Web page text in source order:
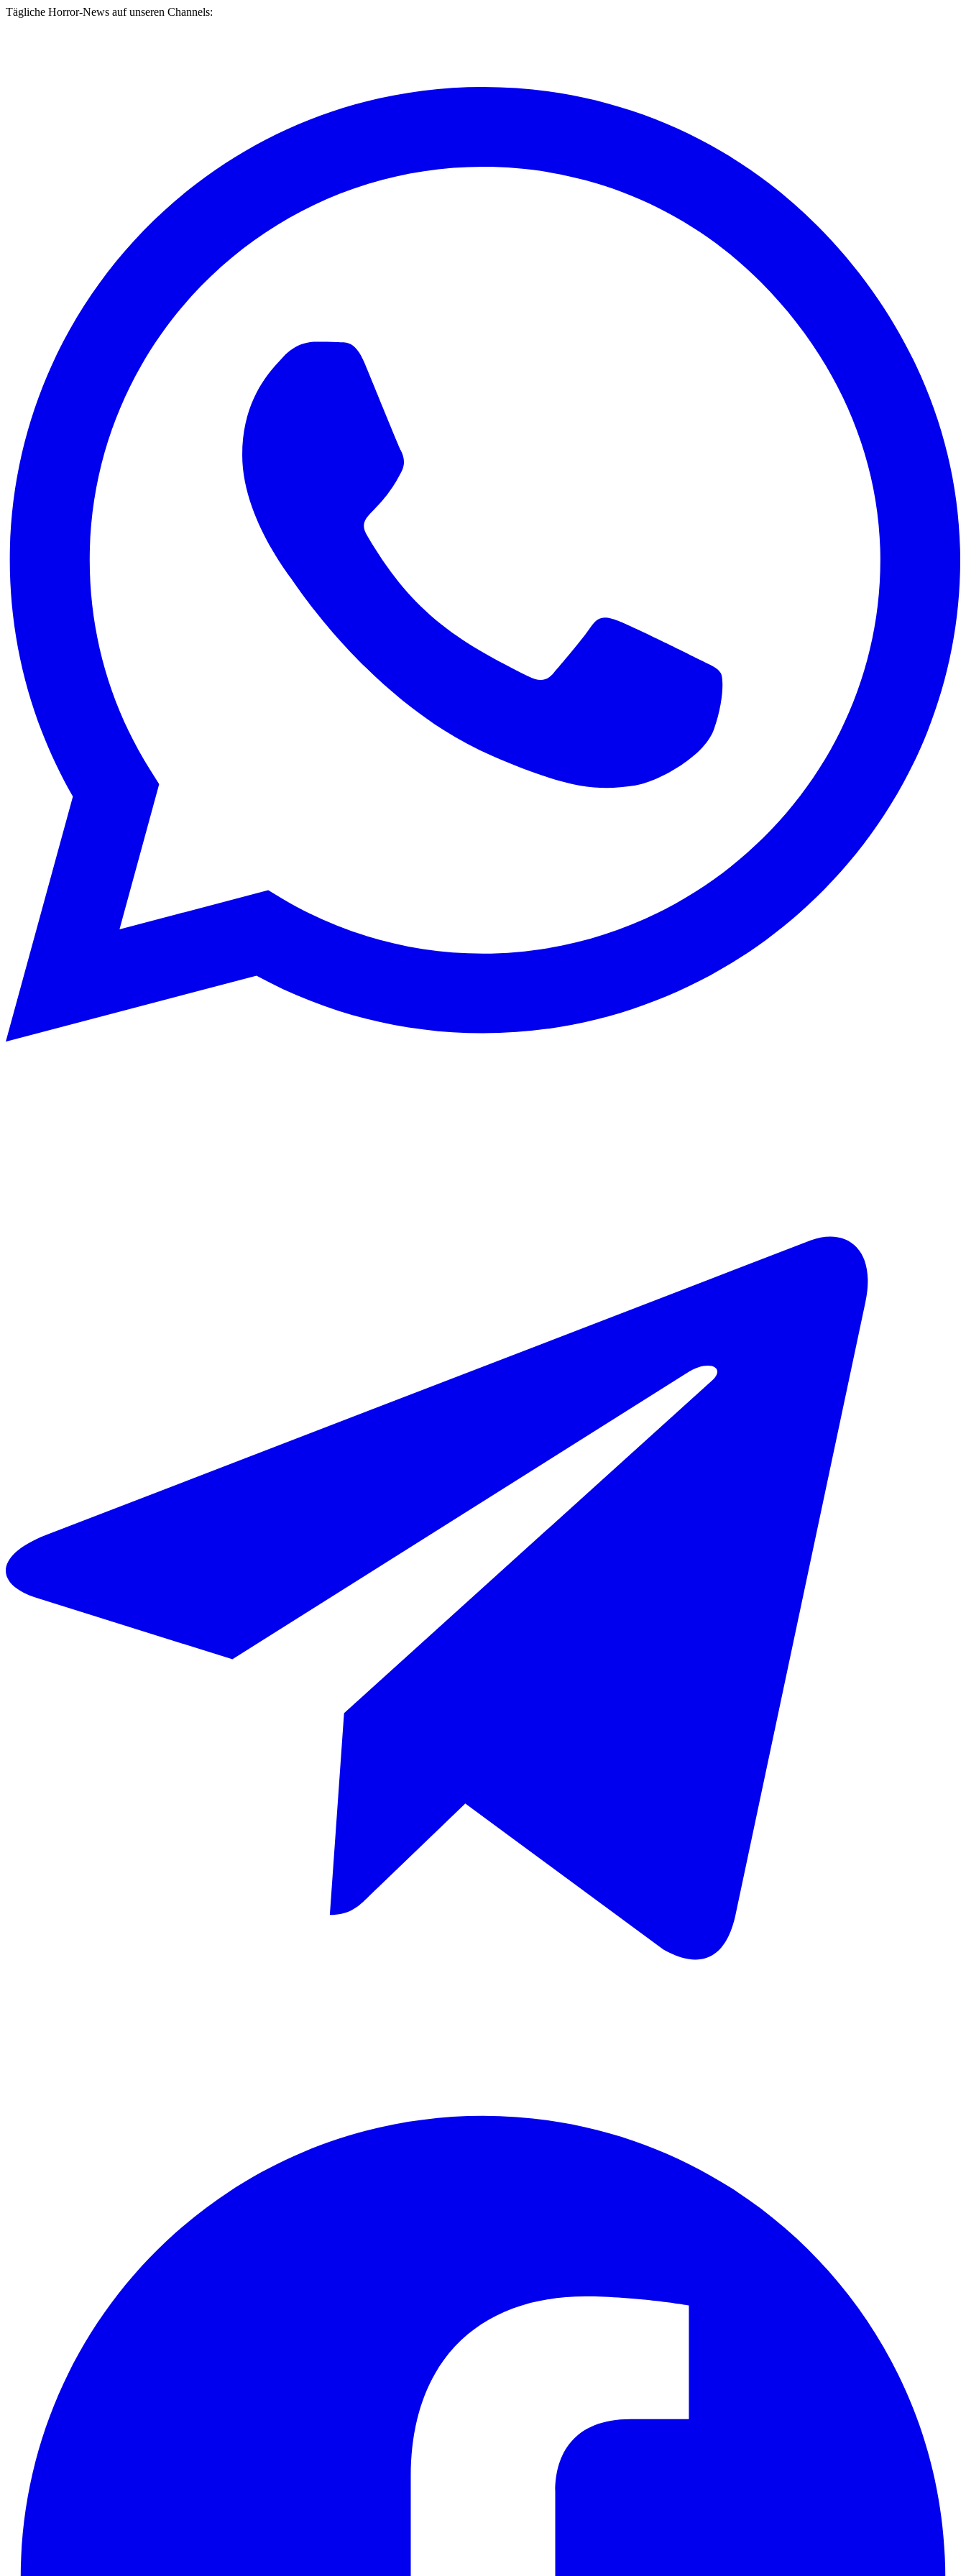
Tägliche Horror-News auf unseren Channels: